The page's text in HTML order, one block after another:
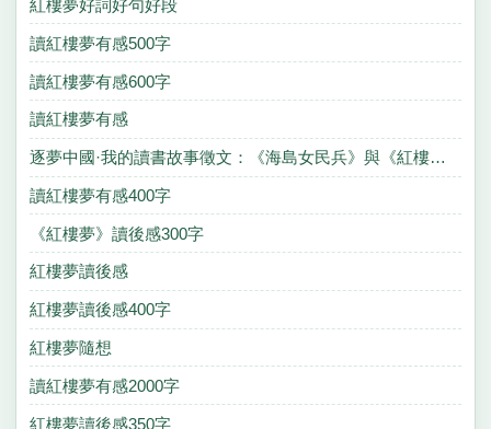
紅樓夢好詞好句好段
讀紅樓夢有感500字
讀紅樓夢有感600字
讀紅樓夢有感
逐夢中國·我的讀書故事徵文：《海島女民兵》與《紅樓夢》
讀紅樓夢有感400字
《紅樓夢》讀後感300字
紅樓夢讀後感
紅樓夢讀後感400字
紅樓夢隨想
讀紅樓夢有感2000字
紅樓夢讀後感350字